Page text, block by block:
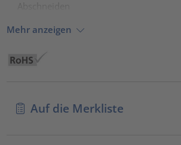
Mehr anzeigen
Auf die Merkliste